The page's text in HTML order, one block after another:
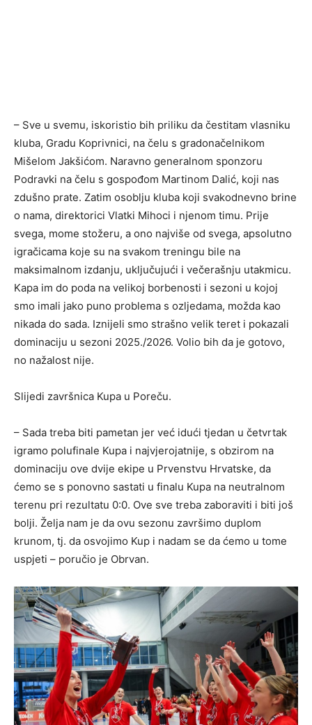
– Sve u svemu, iskoristio bih priliku da čestitam vlasniku
kluba, Gradu Koprivnici, na čelu s gradonačelnikom
Mišelom Jakšićom. Naravno generalnom sponzoru
Podravki na čelu s gospođom Martinom Dalić, koji nas
zdušno prate. Zatim osoblju kluba koji svakodnevno brine
o nama, direktorici Vlatki Mihoci i njenom timu. Prije
svega, mome stožeru, a ono najviše od svega, apsolutno
igračicama koje su na svakom treningu bile na
maksimalnom izdanju, uključujući i večerašnju utakmicu.
Kapa im do poda na velikoj borbenosti i sezoni u kojoj
smo imali jako puno problema s ozljedama, možda kao
nikada do sada. Iznijeli smo strašno velik teret i pokazali
dominaciju u sezoni 2025./2026. Volio bih da je gotovo,
no nažalost nije.
Slijedi završnica Kupa u Poreču.
– Sada treba biti pametan jer već idući tjedan u četvrtak
igramo polufinale Kupa i najvjerojatnije, s obzirom na
dominaciju ove dvije ekipe u Prvenstvu Hrvatske, da
ćemo se s ponovno sastati u finalu Kupa na neutralnom
terenu pri rezultatu 0:0. Ove sve treba zaboraviti i biti još
bolji. Želja nam je da ovu sezonu završimo duplom
krunom, tj. da osvojimo Kup i nadam se da ćemo u tome
uspjeti – poručio je Obrvan.